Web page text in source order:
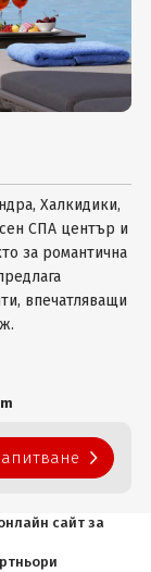
Халкидики,
СПА център и
за романтична
впечатляващи
сайт за